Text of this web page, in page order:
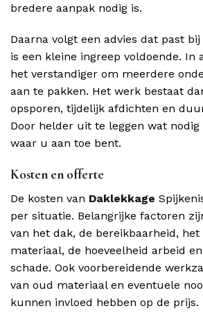
bredere aanpak nodig is.
Daarna volgt een advies dat past
is een kleine ingreep voldoende. In
het verstandiger om meerdere
aan te pakken. Het werk bestaat
opsporen, tijdelijk afdichten en
Door helder uit te leggen wat
waar u aan toe bent.
Kosten en offerte
De kosten van Daklekkage
per situatie. Belangrijke factoren
van het dak, de bereikbaarheid, het
materiaal, de hoeveelheid arbeid
schade. Ook voorbereidende
van oud materiaal en eventuele
kunnen invloed hebben op de prijs.